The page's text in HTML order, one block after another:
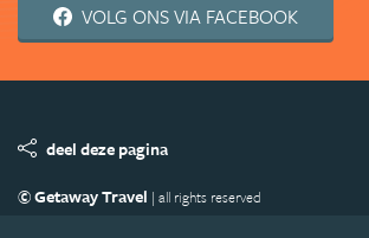
VOLG ONS VIA FACEBOOK
deel deze pagina
© Getaway Travel | all rights reserved